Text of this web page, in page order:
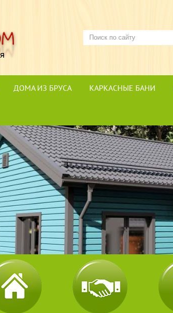
ДОМА ИЗ БРУСА КАРКАСНЫЕ БАНИ